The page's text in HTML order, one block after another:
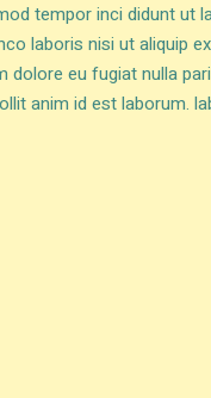
tempor inci didunt ut
laboris nisi ut aliquip
dolore eu fugiat nulla
anim id est laborum.